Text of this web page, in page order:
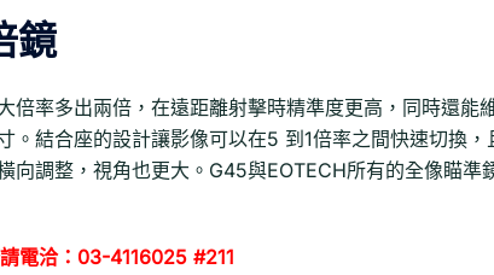
鏡
倍率多出兩倍，在遠距離射擊時精準度更高，同時還能
。結合座的設計讓影像可以在5 到1倍率之間快速切換，
向調整，視角也更大。G45與EOTECH所有的全像瞄準
電洽：03-4116025 #211